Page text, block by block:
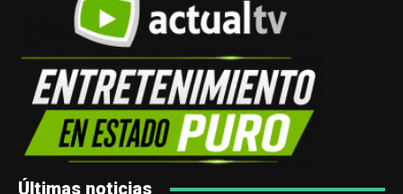
Últimas noticias